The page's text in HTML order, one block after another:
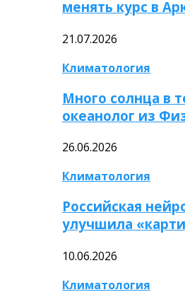
менять курс в
21.07.2026
Климатология
Много солнца в
океанолог из
26.06.2026
Климатология
Российская
улучшила
10.06.2026
Климатология